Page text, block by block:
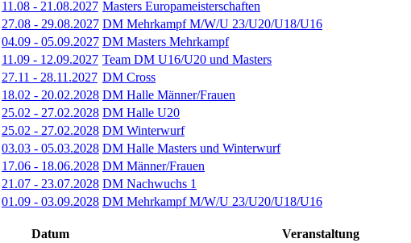
11.08 - 21.08.2027 Masters Europameisterschaften
27.08 - 29.08.2027 DM Mehrkampf M/W/U 23/U20/U18/U16
04.09 - 05.09.2027 DM Masters Mehrkampf
11.09 - 12.09.2027 Team DM U16/U20 und Masters
27.11 - 28.11.2027 DM Cross
18.02 - 20.02.2028 DM Halle Männer/Frauen
25.02 - 27.02.2028 DM Halle U20
25.02 - 27.02.2028 DM Winterwurf
03.03 - 05.03.2028 DM Halle Masters und Winterwurf
17.06 - 18.06.2028 DM Männer/Frauen
21.07 - 23.07.2028 DM Nachwuchs 1
01.09 - 03.09.2028 DM Mehrkampf M/W/U 23/U20/U18/U16
Datum Veranstaltung